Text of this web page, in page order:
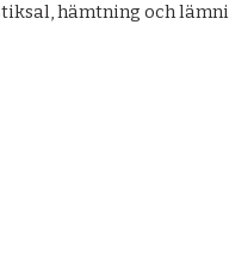
hämtning och